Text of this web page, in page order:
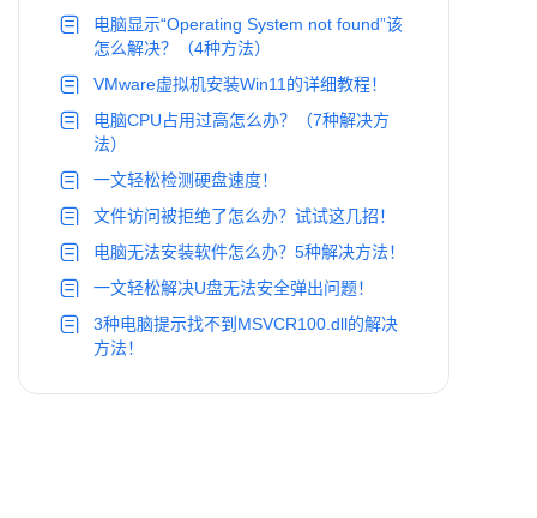
电脑显示“Operating System not found”该
怎么解决？（4种方法）
VMware虚拟机安装Win11的详细教程！
电脑CPU占用过高怎么办？（7种解决方
法）
一文轻松检测硬盘速度！
文件访问被拒绝了怎么办？试试这几招！
电脑无法安装软件怎么办？5种解决方法！
一文轻松解决U盘无法安全弹出问题！
3种电脑提示找不到MSVCR100.dll的解决
方法！